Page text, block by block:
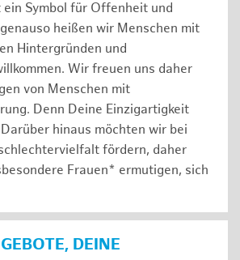
ein Symbol für Offenheit und
heißen wir Menschen mit
Hintergründen und
Wir freuen uns daher
von Menschen mit
Denn Deine Einzigartigkeit
hinaus möchten wir bei
fördern, daher
Frauen* ermutigen, sich
DEINE